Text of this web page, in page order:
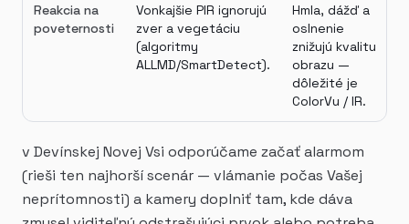
Reakcia na
poveternosti
Vonkajšie PIR ignorujú
zver a vegetáciu
(algoritmy
ALLMD/SmartDetect).
Hmla, dážď a
oslnenie
znižujú kvalitu
obrazu —
dôležité je
ColorVu / IR.
v Devínskej Novej Vsi odporúčame začať alarmom
(rieši ten najhorší scenár — vlámanie počas Vašej
neprítomnosti) a kamery doplniť tam, kde dáva